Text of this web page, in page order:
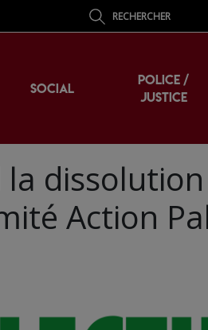
RECHERCHER
SOCIAL
POLICE /
JUSTICE
la
Action